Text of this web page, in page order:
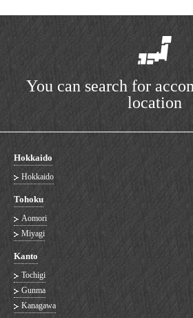
You can search for
location
Hokkaido
Hokkaido
Tohoku
Aomori
Miyagi
Kanto
Tochigi
Gunma
Kanagawa